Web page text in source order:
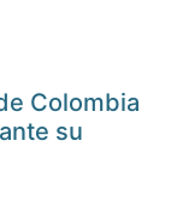
Colombia
su